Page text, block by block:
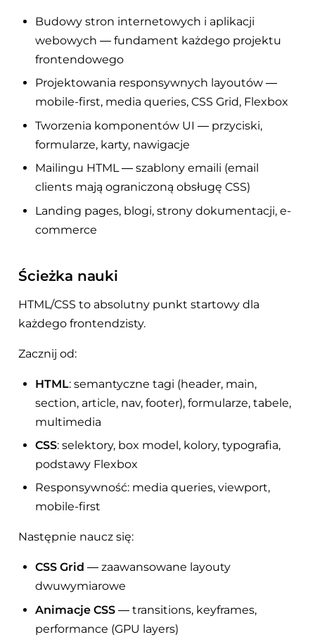
Budowy stron internetowych i aplikacji
webowych — fundament każdego projektu
frontendowego
Projektowania responsywnych layoutów —
mobile-first, media queries, CSS Grid, Flexbox
Tworzenia komponentów UI — przyciski,
formularze, karty, nawigacje
Mailingu HTML — szablony emaili (email
clients mają ograniczoną obsługę CSS)
Landing pages, blogi, strony dokumentacji, e-
commerce
Ścieżka nauki
HTML/CSS to absolutny punkt startowy dla
każdego frontendzisty.
Zacznij od:
HTML: semantyczne tagi (header, main,
section, article, nav, footer), formularze, tabele,
multimedia
CSS: selektory, box model, kolory, typografia,
podstawy Flexbox
Responsywność: media queries, viewport,
mobile-first
Następnie naucz się:
CSS Grid — zaawansowane layouty
dwuwymiarowe
Animacje CSS — transitions, keyframes,
performance (GPU layers)